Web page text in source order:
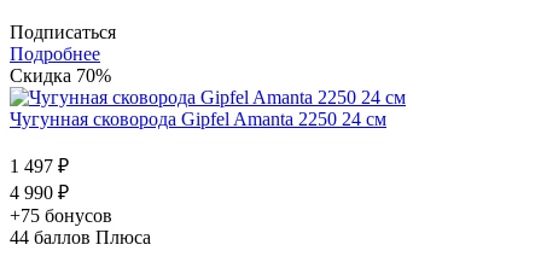
Подписаться
Подробнее
Скидка 70%
Чугунная сковорода Gipfel Amanta 2250 24 см
1 497 ₽
4 990 ₽
+75 бонусов
44 баллов Плюса